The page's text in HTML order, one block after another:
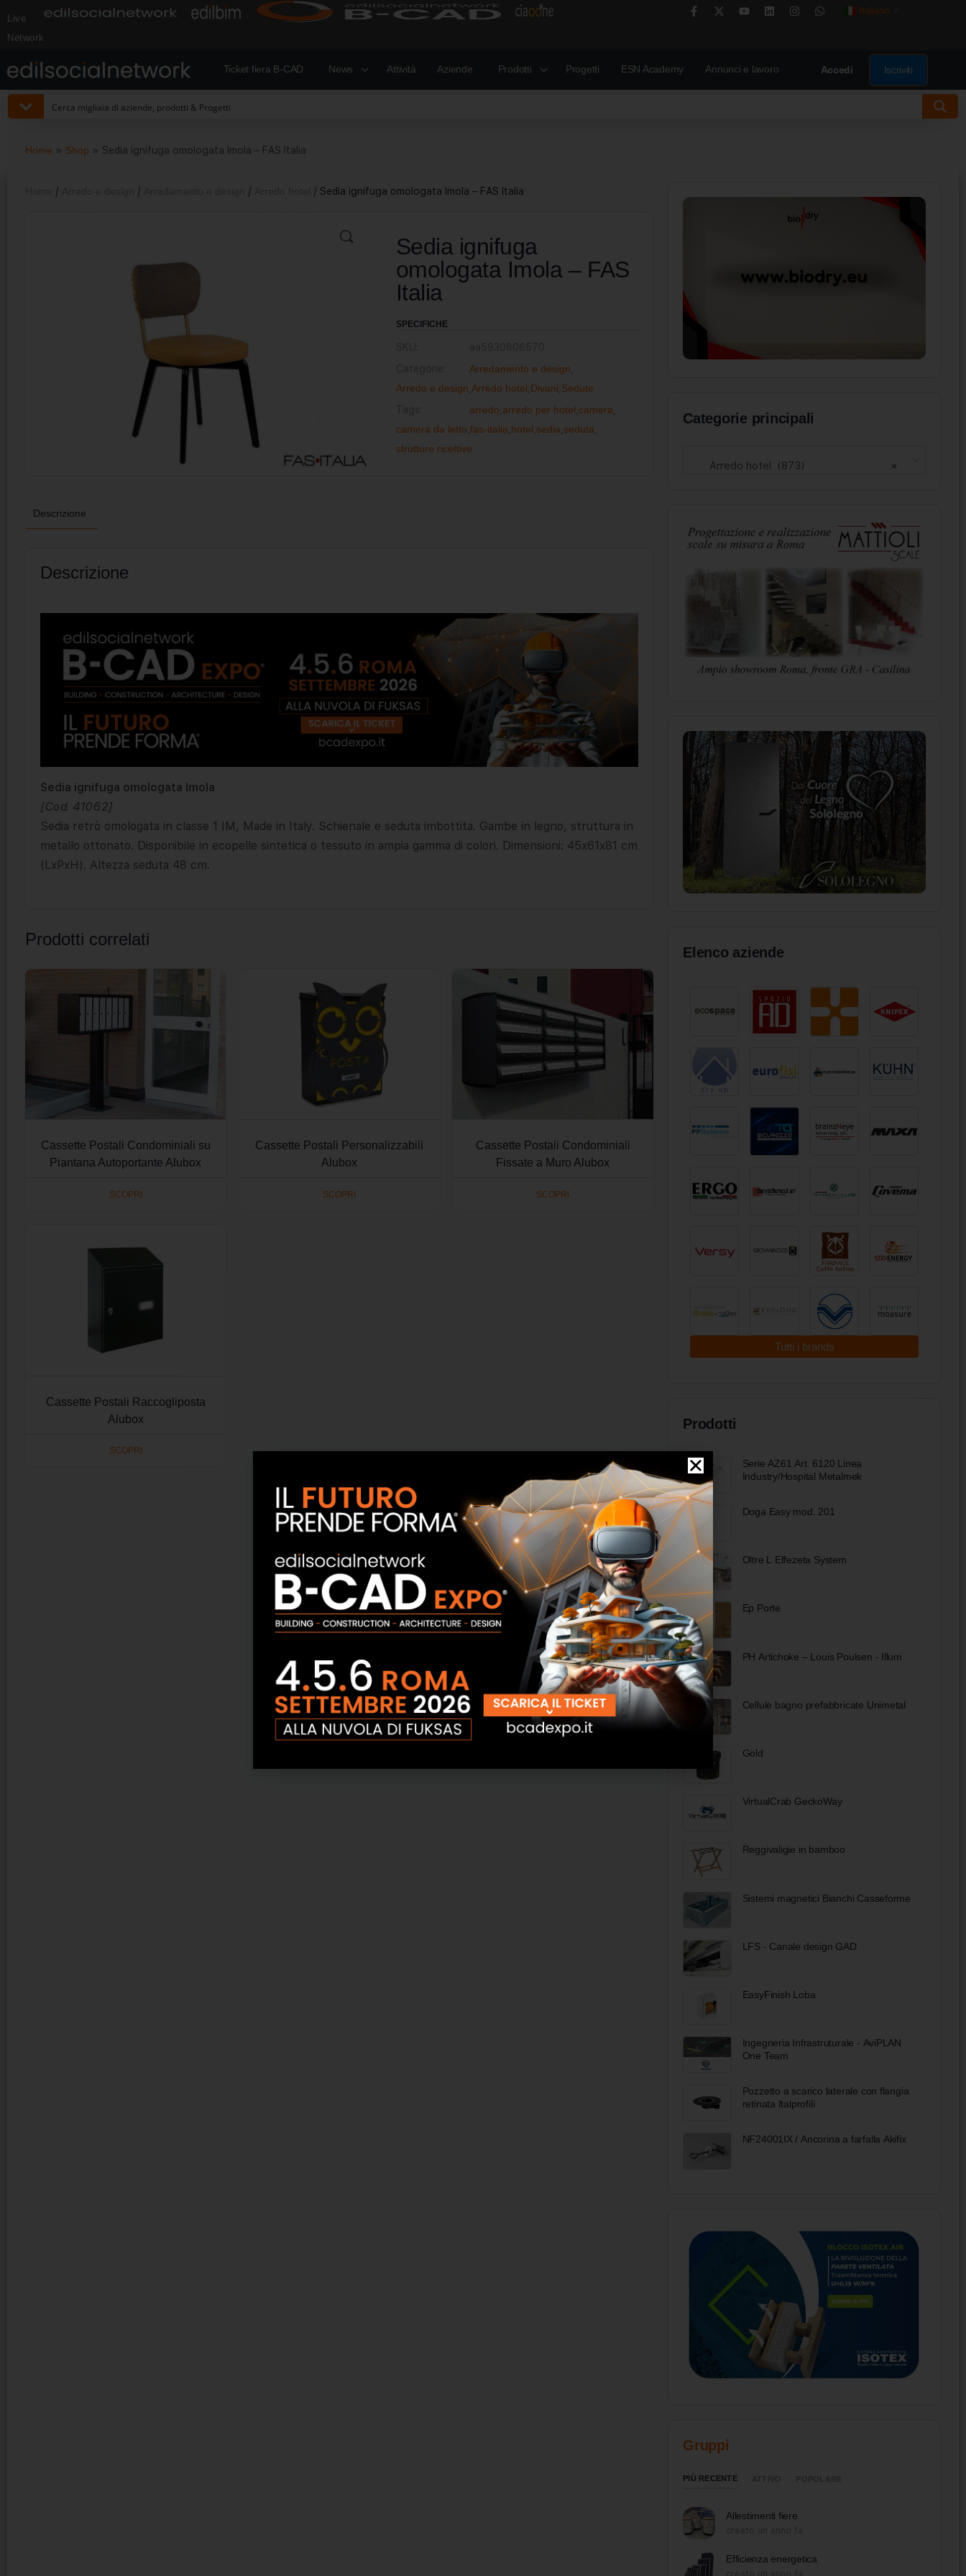
Live
Network
Italiano
Ticket fiera B-CAD News Attività Aziende Prodotti Progetti ESN Academy Annunci e lavoro Accedi Iscriviti
Home » Shop » Sedia ignifuga omologata Imola – FAS Italia
/ / / / Sedia ignifuga omologata Imola – FAS Italia
Sedia ignifuga
omologata Imola – FAS
Italia
SPECIFICHE
Arredamento e design
Arredo e design Arredo hotel Divani Sedute
arredo arredo per hotel camera
camera da letto fas-italia hotel sedia seduta
strutture ricettive
Descrizione
Descrizione
Sedia ignifuga omologata Imola
[Cod. 41062]
Sedia retrò omologata in classe 1 IM, Made in Italy. Schienale e seduta imbottita. Gambe in legno, struttura in
metallo ottonato. Disponibile in ecopelle sintetica o tessuto in ampia gamma di colori. Dimensioni: 45x61x81 cm
(LxPxH). Altezza seduta 48 cm.
Prodotti correlati
Cassette Postali Condominiali su
Piantana Autoportante Alubox
SCOPRI
Cassette Postali Personalizzabili
Alubox
SCOPRI
Cassette Postali Condominiali
Fissate a Muro Alubox
SCOPRI
Cassette Postali Raccogliposta
Alubox
SCOPRI
Categorie principali
×
Arredo hotel (873)
Elenco aziende
Tutti i brands
Prodotti
Serie AZ61 Art. 6120 Linea
Industry/Hospital Metalmek
Doga Easy mod. 201
Oltre L Effezeta System
Ep Porte
PH Artichoke – Louis Poulsen - Illum
Cellule bagno prefabbricate Unimetal
Gold
VirtualCrab GeckoWay
Reggivaligie in bamboo
Sistemi magnetici Bianchi Casseforme
LFS - Canale design GAD
EasyFinish Loba
Ingegneria Infrastruturale - AviPLAN
One Team
Pozzetto a scarico laterale con flangia
retinata Italprofili
NF24001IX / Ancorina a farfalla Akifix
Gruppi
PIÙ RECENTE
Allestimenti fiere
Efficienza energetica